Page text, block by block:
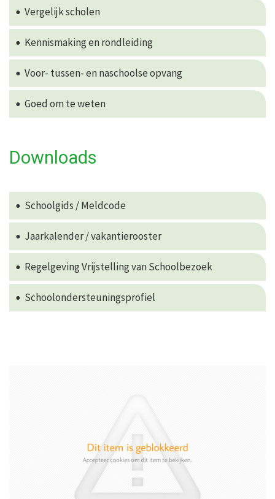
Vergelijk scholen
Kennismaking en rondleiding
Voor- tussen- en naschoolse opvang
Goed om te weten
Downloads
Schoolgids / Meldcode
Jaarkalender / vakantierooster
Regelgeving Vrijstelling van Schoolbezoek
Schoolondersteuningsprofiel